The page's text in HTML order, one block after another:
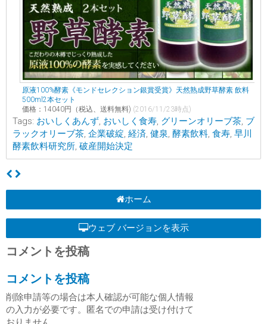
原液100%酵素《モンドセレクション銀賞受賞》天然熟成野草酵素 飲料
500ml2本セット
価格：14040円（税込、送料無料) (2016/11/23時点)
Tags: おいしくあんず, おいしく食寿, グリーンオリーブ茶, ブ
ラックオリーブ茶, 企業破綻, 経済, 健泉, 酵素飲料, 食寿, 早川
酵素飲料研究所, 破産開始決定
ホーム
ウェブ バージョンを表示
コメントを投稿
コメントを投稿
削除申請等の場合は本人確認が可能な個人情報
の入力が必要です。匿名での申請は受け付けて